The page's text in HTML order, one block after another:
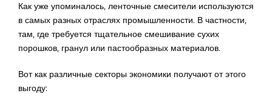
Как уже упоминалось, ленточные смесители используются
в самых разных отраслях промышленности. В частности,
там, где требуется тщательное смешивание сухих
порошков, гранул или пастообразных материалов.
Вот как различные секторы экономики получают от этого
выгоду: